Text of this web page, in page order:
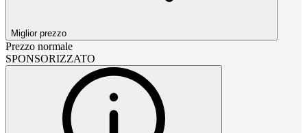
Miglior prezzo
Prezzo normale
SPONSORIZZATO